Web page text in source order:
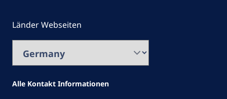
Länder Webseiten
Alle Kontakt Informationen